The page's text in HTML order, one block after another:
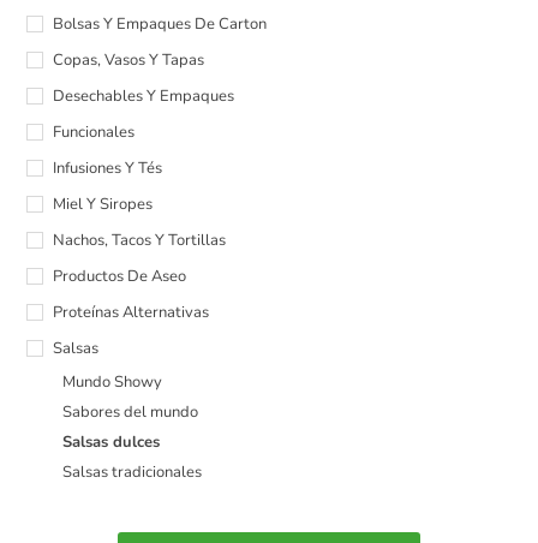
Bolsas Y Empaques De Carton
Copas, Vasos Y Tapas
Desechables Y Empaques
Funcionales
Infusiones Y Tés
Miel Y Siropes
Nachos, Tacos Y Tortillas
Productos De Aseo
Proteínas Alternativas
Salsas
Mundo Showy
Sabores del mundo
Salsas dulces
Salsas tradicionales